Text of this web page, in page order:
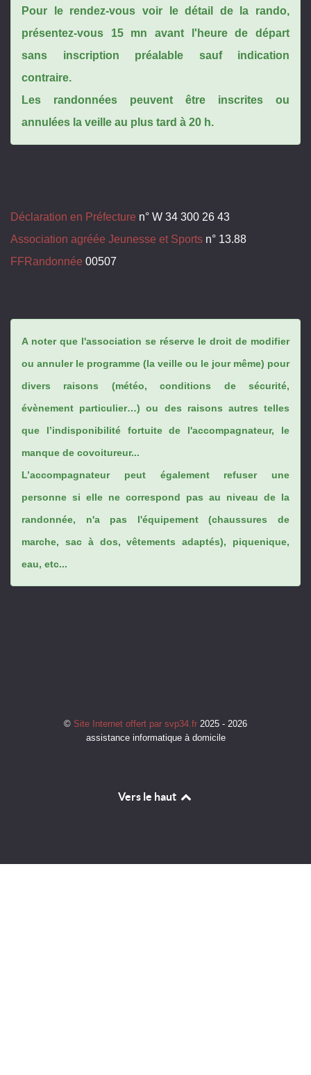
Pour le rendez-vous voir le détail de la rando,
présentez-vous 15 mn avant l'heure de départ
sans inscription préalable sauf indication
contraire.
Les randonnées peuvent être inscrites ou
annulées la veille au plus tard à 20 h.
Déclaration en Préfecture n° W 34 300 26 43
Association agréée Jeunesse et Sports n° 13.88
FFRandonnée 00507
A noter que l'association se réserve le droit de modifier
ou annuler le programme (la veille ou le jour même) pour
divers raisons (météo, conditions de sécurité,
évènement particulier…) ou des raisons autres telles
que l’indisponibilité fortuite de l'accompagnateur, le
manque de covoitureur...
L’accompagnateur peut également refuser une
personne si elle ne correspond pas au niveau de la
randonnée, n'a pas l'équipement (chaussures de
marche, sac à dos, vêtements adaptés), piquenique,
eau, etc...
© Site Internet offert par svp34.fr 2025 - 2026
assistance informatique à domicile
Vers le haut